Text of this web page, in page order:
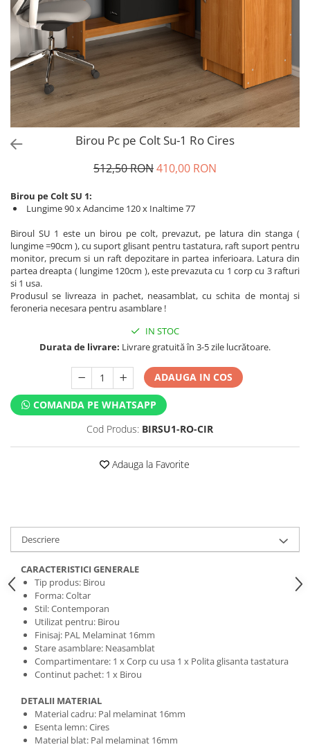
Birou Pc pe Colt Su-1 Ro Cires
512,50 RON410,00 RON
Birou pe Colt SU 1:
Lungime 90 x Adancime 120 x Inaltime 77
Biroul SU 1 este un birou pe colt, prevazut, pe latura din stanga (
lungime =90cm ), cu suport glisant pentru tastatura, raft suport pentru
monitor, precum si un raft depozitare in partea inferioara. Latura din
partea dreapta ( lungime 120cm ), este prevazuta cu 1 corp cu 3 rafturi
si 1 usa.
Produsul se livreaza in pachet, neasamblat, cu schita de montaj si
feroneria necesara pentru asamblare !
IN STOC
Durata de livrare: Livrare gratuită în 3-5 zile lucrătoare.
ADAUGA IN COS
COMANDA PE WHATSAPP
Cod Produs: BIRSU1-RO-CIR
Adauga la Favorite
Descriere
CARACTERISTICI GENERALE
Tip produs: Birou
Forma: Coltar
Stil: Contemporan
Utilizat pentru: Birou
Finisaj: PAL Melaminat 16mm
Stare asamblare: Neasamblat
Compartimentare: 1 x Corp cu usa 1 x Polita glisanta tastatura
Continut pachet: 1 x Birou
DETALII MATERIAL
Material cadru: Pal melaminat 16mm
Esenta lemn: Cires
Material blat: Pal melaminat 16mm